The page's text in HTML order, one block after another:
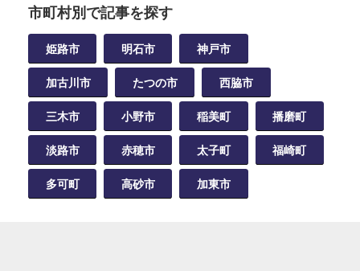
市町村別で記事を探す
姫路市 明石市 神戸市
加古川市 たつの市 西脇市
三木市 小野市 稲美町 播磨町
淡路市 赤穂市 太子町 福崎町
多可町 高砂市 加東市